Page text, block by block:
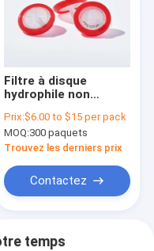
Filtre à disque
hydrophile non
seringue PTFE
certifiés 0,22 micron
Prix:$6.00 to $15 per pack
MOQ:300 paquets
Trouvez les derniers prix
Contactez
temps